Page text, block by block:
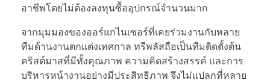
อาชีพโดยไม่ต้องลงทุนซื้ออุปกรณ์จำนวนมาก
จากมุมมองของออร์แกไนเซอร์ที่เคยร่วมงานกับหลาย
ทีมด้านงานตกแต่งเทศกาล ทรีพลัสถือเป็นทีมติดตั้งต้น
คริสต์มาสที่มีทั้งคุณภาพ ความคิดสร้างสรรค์ และการ
บริหารหน้างานอย่างมีประสิทธิภาพ จึงไม่แปลกที่หลาย